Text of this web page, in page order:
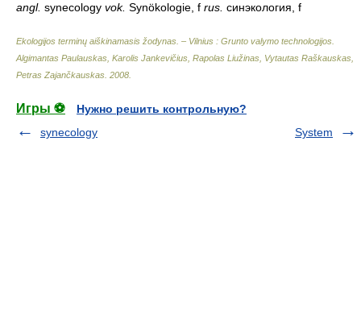
angl. synecology vok. Synökologie, f rus. синэкология, f
Ekologijos terminų aiškinamasis žodynas. – Vilnius : Grunto valymo technologijos
Algimantas Paulauskas, Karolis Jankevičius, Rapolas Liužinas, Vytautas Raškauskas,
Petras Zajančkauskas 2008
Игры ⚽
Нужно решить контрольную?
synecology
System